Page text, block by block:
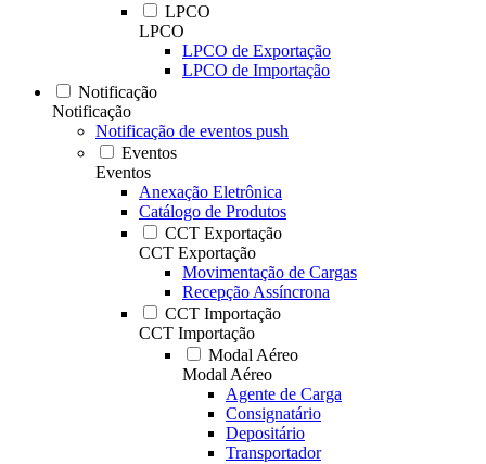
LPCO
LPCO
LPCO de Exportação
LPCO de Importação
Notificação
Notificação
Notificação de eventos push
Eventos
Eventos
Anexação Eletrônica
Catálogo de Produtos
CCT Exportação
CCT Exportação
Movimentação de Cargas
Recepção Assíncrona
CCT Importação
CCT Importação
Modal Aéreo
Modal Aéreo
Agente de Carga
Consignatário
Depositário
Transportador